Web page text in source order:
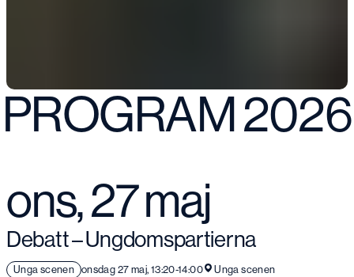
PROGRAM 2026
ons, 27 maj
Debatt – Ungdomspartierna
Unga scenen onsdag 27 maj, 13:20-14:00
Unga scenen